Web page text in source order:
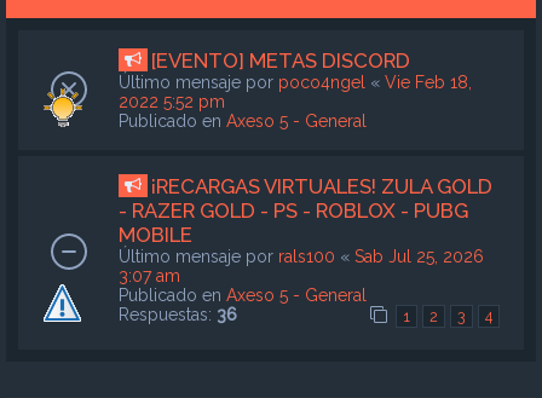
[EVENTO] METAS DISCORD
Último mensaje por poco4ngel « Vie Feb 18,
2022 5:52 pm
Publicado en Axeso 5 - General
¡RECARGAS VIRTUALES! ZULA GOLD
- RAZER GOLD - PS - ROBLOX - PUBG
MOBILE
Último mensaje por rals100 « Sab Jul 25, 2026
3:07 am
Publicado en Axeso 5 - General
Respuestas: 36 1 2 3 4